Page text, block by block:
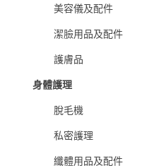
美容儀及配件
潔臉用品及配件
護膚品
身體護理
脫毛機
私密護理
纖體用品及配件